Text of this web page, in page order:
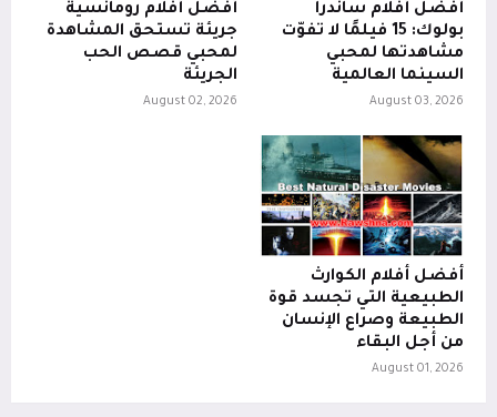
أفضل أفلام ساندرا
بولوك: 15 فيلمًا لا تفوّت
مشاهدتها لمحبي
السينما العالمية
August 03, 2026
أفضل أفلام رومانسية
جريئة تستحق المشاهدة
لمحبي قصص الحب
الجريئة
August 02, 2026
أفضل أفلام الكوارث
الطبيعية التي تجسد قوة
الطبيعة وصراع الإنسان
من أجل البقاء
August 01, 2026